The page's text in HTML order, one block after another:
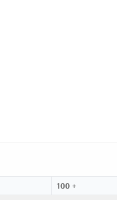
100 +